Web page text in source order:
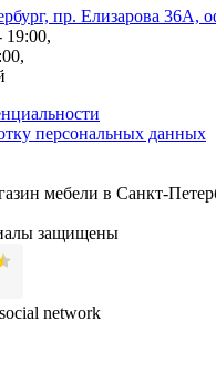
пр. Елизарова 36А,
19:00,
персональных данных
мебели в Санкт-
защищены